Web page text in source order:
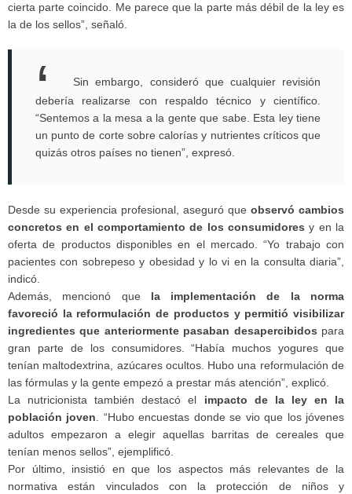
cierta parte coincido. Me parece que la parte más débil de la ley es
la de los sellos”, señaló.
Sin embargo, consideró que cualquier revisión
debería realizarse con respaldo técnico y científico.
“Sentemos a la mesa a la gente que sabe. Esta ley tiene
un punto de corte sobre calorías y nutrientes críticos que
quizás otros países no tienen”, expresó.
Desde su experiencia profesional, aseguró que observó cambios
concretos en el comportamiento de los consumidoresy en la
oferta de productos disponibles en el mercado. “Yo trabajo con
pacientes con sobrepeso y obesidad y lo vi en la consulta diaria”,
indicó.
Además, mencionó que la implementación de la norma
favoreció la reformulación de productos y permitió visibilizar
ingredientes que anteriormente pasaban desapercibidos para
gran parte de los consumidores. “Había muchos yogures que
tenían maltodextrina, azúcares ocultos. Hubo una reformulación de
las fórmulas y la gente empezó a prestar más atención”, explicó.
La nutricionista también destacó el impacto de la ley en la
población joven . “Hubo encuestas donde se vio que los jóvenes
adultos empezaron a elegir aquellas barritas de cereales que
tenían menos sellos”, ejemplificó.
Por último, insistió en que los aspectos más relevantes de la
normativa están vinculados con la protección de niños y